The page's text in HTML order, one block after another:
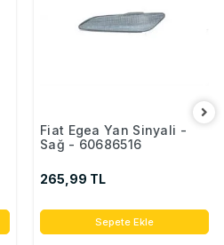
Fiat Egea Yan Sinyali -
Sağ - 60686516
265,99 TL
Sepete Ekle